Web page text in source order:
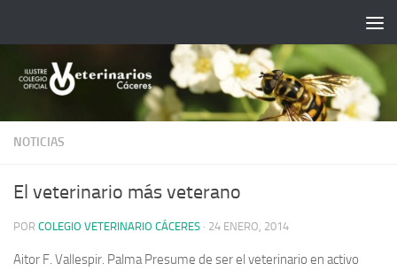
NOTICIAS
El veterinario más veterano
POR COLEGIO VETERINARIO CÁCERES · 24 ENERO, 2014
Aitor F. Vallespir. Palma ­Presume de ser el veterinario en activo